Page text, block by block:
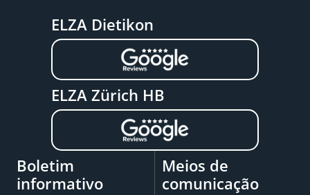
ELZA Dietikon
ELZA Zürich HB
Boletim
informativo
Meios de
comunicação